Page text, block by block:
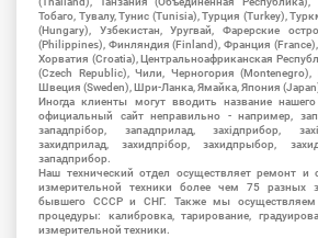
Тобаго, Тувалу, Тунис (Tunisia), Турция (Turkey),
(Hungary), Узбекистан, Уругвай, Фарерские
(Philippines), Финляндия (Finland), Франция
Хорватия (Croatia), Центральноафриканская
(Czech Republic), Чили, Черногория
Швеция (Sweden), Шри-Ланка, Ямайка, Япония
Иногда клиенты могут вводить название
официальный сайт неправильно - например,
западпрібор, западприлад, західприбор,
захидприлад, захидпрібор, захидпрыбор,
западприбор.
Наш технический отдел осуществляет ремонт и
измерительной техники более чем 75 разных
бывшего СССР и СНГ. Также мы осуществляем
процедуры: калибровка, тарирование,
измерительной техники.